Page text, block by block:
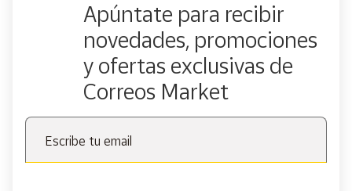
Apúntate para recibir
novedades, promociones
y ofertas exclusivas de
Correos Market
Escribe tu email